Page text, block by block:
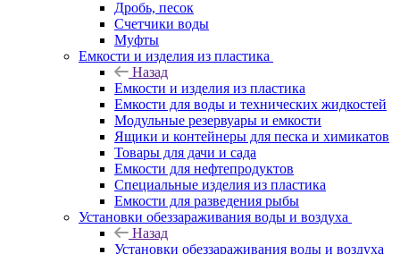
Дробь, песок
Счетчики воды
Муфты
Емкости и изделия из пластика
Назад
Емкости и изделия из пластика
Емкости для воды и технических жидкостей
Модульные резервуары и емкости
Ящики и контейнеры для песка и химикатов
Товары для дачи и сада
Емкости для нефтепродуктов
Специальные изделия из пластика
Емкости для разведения рыбы
Установки обеззараживания воды и воздуха
Назад
Установки обеззараживания воды и воздуха